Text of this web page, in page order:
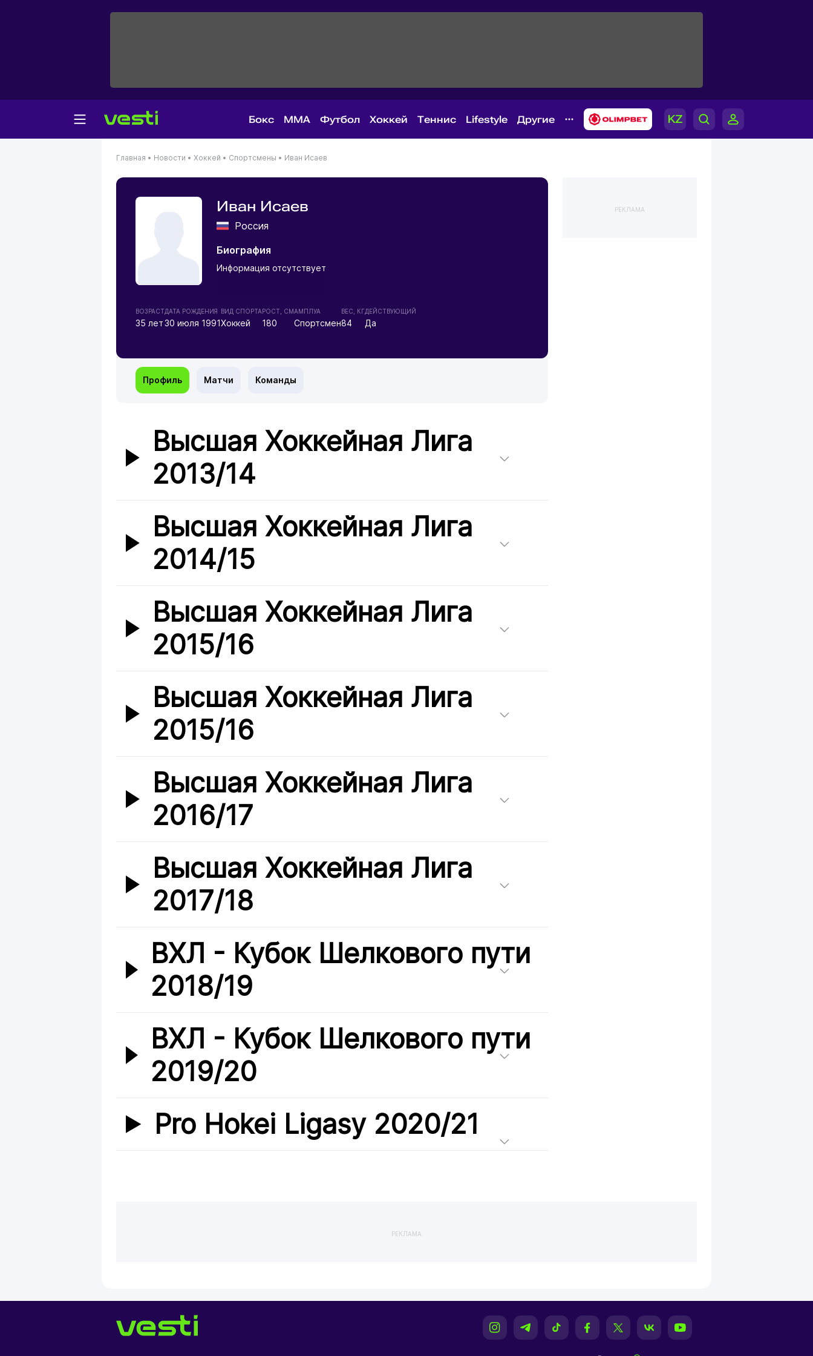
Бокс MMA Футбол Хоккей Теннис Lifestyle Другие
Главная • Новости • Хоккей • Спортсмены • Иван Исаев
Иван Исаев
Россия
Биография
Информация отсутствует
ВОЗРАСТ
35 лет
ДАТА РОЖДЕНИЯ
30 июля 1991
ВИД СПОРТА
Хоккей
РОСТ, СМ
180
АМПЛУА
Спортсмен
ВЕС, КГ
84
ДЕЙСТВУЮЩИЙ
Да
Профиль Матчи Команды
Высшая Хоккейная Лига
2013/14
Высшая Хоккейная Лига
2014/15
Высшая Хоккейная Лига
2015/16
Высшая Хоккейная Лига
2015/16
Высшая Хоккейная Лига
2016/17
Высшая Хоккейная Лига
2017/18
ВХЛ - Кубок Шелкового пути
2018/19
ВХЛ - Кубок Шелкового пути
2019/20
Pro Hokei Ligasy 2020/21
РЕКЛАМА
РЕКЛАМА